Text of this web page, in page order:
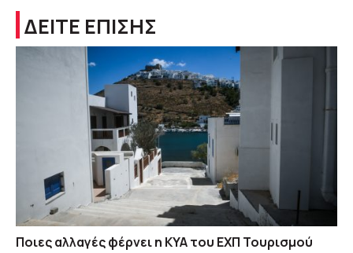
ΔΕΙΤΕ ΕΠΙΣΗΣ
Ποιες αλλαγές φέρνει η ΚΥΑ του ΕΧΠ Τουρισμού